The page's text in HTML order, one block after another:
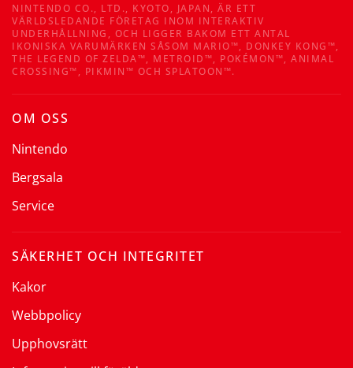
NINTENDO CO., LTD., KYOTO, JAPAN, ÄR ETT
VÄRLDSLEDANDE FÖRETAG INOM INTERAKTIV
UNDERHÅLLNING, OCH LIGGER BAKOM ETT ANTAL
IKONISKA VARUMÄRKEN SÅSOM MARIO™, DONKEY KONG™,
THE LEGEND OF ZELDA™, METROID™, POKÉMON™, ANIMAL
CROSSING™, PIKMIN™ OCH SPLATOON™.
OM OSS
Nintendo
Bergsala
Service
SÄKERHET OCH INTEGRITET
Kakor
Webbpolicy
Upphovsrätt